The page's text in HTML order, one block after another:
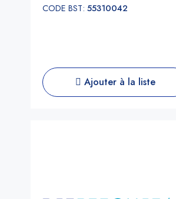
CODE BST: 55310042
Ajouter à la liste